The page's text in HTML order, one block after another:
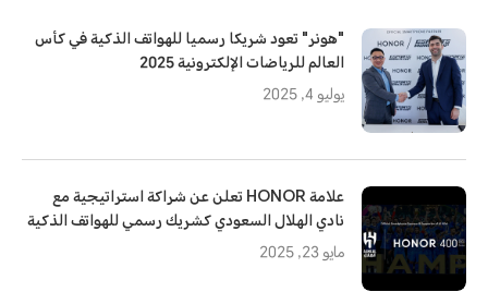
"هونر" تعود شريكا رسميا للهواتف الذكية في كأس
العالم للرياضات الإلكترونية 2025
يوليو 4, 2025
علامة HONOR تعلن عن شراكة استراتيجية مع
نادي الهلال السعودي كشريك رسمي للهواتف الذكية
مايو 23, 2025